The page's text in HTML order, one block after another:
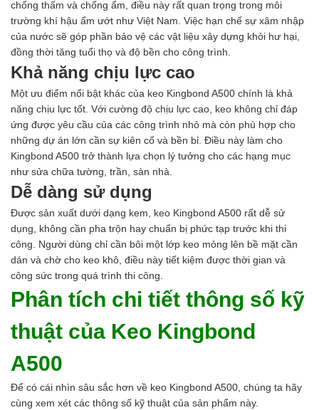
chống thấm và chống ẩm, điều này rất quan trọng trong môi
trường khí hậu ẩm ướt như Việt Nam. Việc hạn chế sự xâm nhập
của nước sẽ góp phần bảo vệ các vật liệu xây dựng khỏi hư hại,
đồng thời tăng tuổi thọ và độ bền cho công trình.
Khả năng chịu lực cao
Một ưu điểm nổi bật khác của keo Kingbond A500 chính là khả
năng chịu lực tốt. Với cường độ chịu lực cao, keo không chỉ đáp
ứng được yêu cầu của các công trình nhỏ mà còn phù hợp cho
những dự án lớn cần sự kiên cố và bền bỉ. Điều này làm cho
Kingbond A500 trở thành lựa chọn lý tưởng cho các hạng mục
như sửa chữa tường, trần, sàn nhà.
Dễ dàng sử dụng
Được sản xuất dưới dạng kem, keo Kingbond A500 rất dễ sử
dụng, không cần pha trộn hay chuẩn bị phức tạp trước khi thi
công. Người dùng chỉ cần bôi một lớp keo mỏng lên bề mặt cần
dán và chờ cho keo khô, điều này tiết kiệm được thời gian và
công sức trong quá trình thi công.
Phân tích chi tiết thông số kỹ
thuật của Keo Kingbond
A500
Để có cái nhìn sâu sắc hơn về keo Kingbond A500, chúng ta hãy
cùng xem xét các thông số kỹ thuật của sản phẩm này.